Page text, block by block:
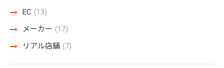
EC (13)
メーカー (17)
リアル店舗 (7)